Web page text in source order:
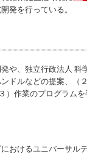
発を行っている。
や、独立行政法人 科
ドルなどの提案、
）作業のプログラム
おけるユニバーサル